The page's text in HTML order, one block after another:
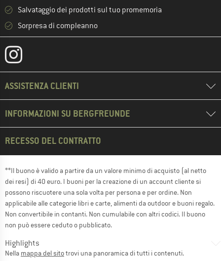
Salvataggio dei prodotti sul tuo promemoria
Sorpresa di compleanno
ASSISTENZA CLIENTI
INFORMAZIONI SU BERGFREUNDE
RECESSO DEL CONTRATTO
**Il buono è valido a partire da un valore minimo di acquisto (al netto
dei resi) di 40 euro. I buoni per la creazione di un account cliente si
possono riscuotere una sola volta per persona e per ordine. Non
applicabile alle categorie libri e carte, alimenti da outdoor e buoni regalo.
Non convertibile in contanti. Non cumulabile con altri codici. Il buono
non può essere ceduto o pubblicato.
Highlights
Nella mappa del sitotrovi una panoramica di tutti i contenuti.